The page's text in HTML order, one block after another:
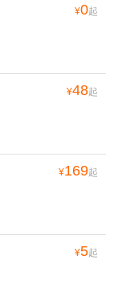
¥0起
¥48起
¥169起
¥5起